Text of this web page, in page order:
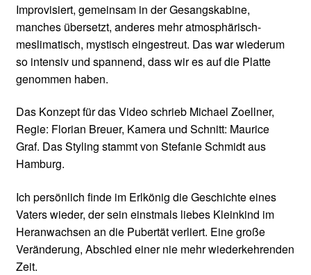
Improvisiert, gemeinsam in der Gesangskabine,
manches übersetzt, anderes mehr atmosphärisch-
meslimatisch, mystisch eingestreut. Das war wiederum
so intensiv und spannend, dass wir es auf die Platte
genommen haben.
Das Konzept für das Video schrieb Michael Zoellner,
Regie: Florian Breuer, Kamera und Schnitt: Maurice
Graf. Das Styling stammt von Stefanie Schmidt aus
Hamburg.
Ich persönlich finde im Erlkönig die Geschichte eines
Vaters wieder, der sein einstmals liebes Kleinkind im
Heranwachsen an die Pubertät verliert. Eine große
Veränderung, Abschied einer nie mehr wiederkehrenden
Zeit.